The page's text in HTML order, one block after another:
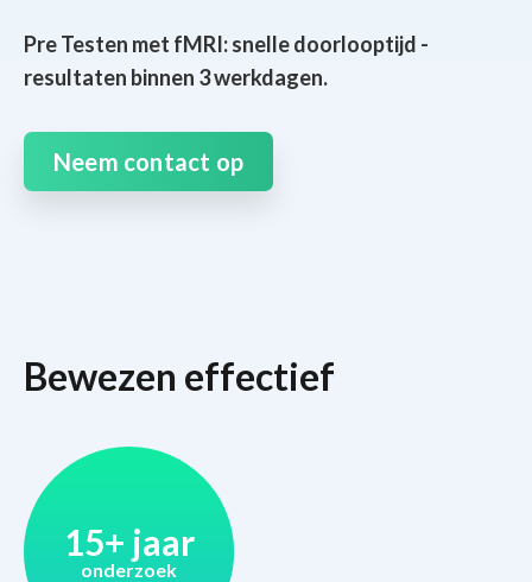
Pre Testen met fMRI: snelle doorlooptijd -
resultaten binnen 3 werkdagen.
Neem contact op
Bewezen effectief
15+ jaar
onderzoek